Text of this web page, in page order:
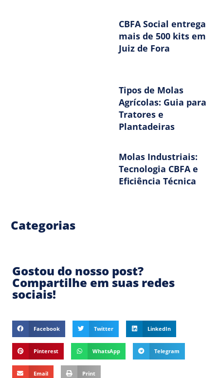
CBFA Social entrega
mais de 500 kits em
Juiz de Fora
Tipos de Molas
Agrícolas: Guia para
Tratores e
Plantadeiras
Molas Industriais:
Tecnologia CBFA e
Eficiência Técnica
Categorias
Gostou do nosso post?
Compartilhe em suas redes
sociais!
Facebook Twitter LinkedIn
Pinterest WhatsApp Telegram
Email Print